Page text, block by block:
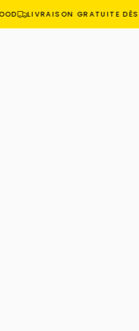
LIVRAISON GRATUITE DÈS